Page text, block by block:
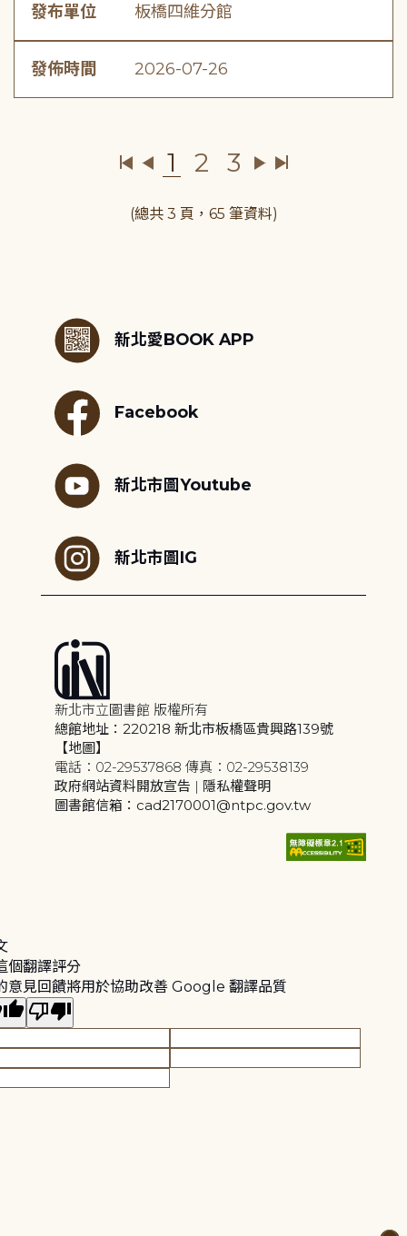
發布單位 板橋四維分館
發佈時間 2026-07-26
1 2 3
(總共 3 頁，65 筆資料)
新北愛BOOK APP
Facebook
新北市圖Youtube
新北市圖IG
新北市立圖書館 版權所有
總館地址：220218 新北市板橋區貴興路139號
【地圖】
電話：02-29537868 傳真：02-29538139
政府網站資料開放宣告 | 隱私權聲明
圖書館信箱：cad2170001@ntpc.gov.tw
個翻譯評分
意見回饋將用於協助改善 Google 翻譯品質